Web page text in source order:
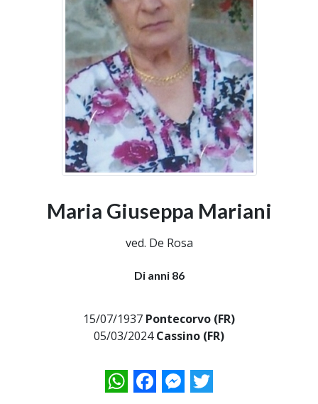
Maria Giuseppa Mariani
ved. De Rosa
Di anni 86
15/07/1937 Pontecorvo (FR)
05/03/2024Cassino (FR)
WhatsAppFacebookMessenger
Twitter